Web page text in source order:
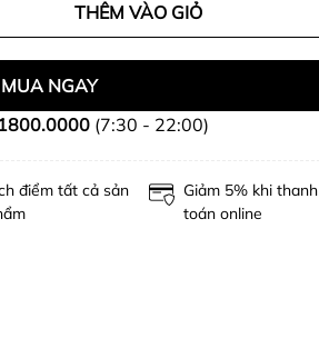
THÊM VÀO GIỎ
MUA NGAY
1800.0000(7:30 - 22:00)
điểm tất cả sản
Giảm 5% khi thanh
toán online